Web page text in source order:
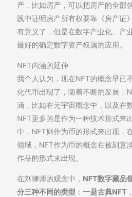
产，比如房产，可以把房产的全部
践中证明房产所有权要靠《房产证
有意义了，但是在数字产业化、产
最好的确定数字资产权属的应用。
NFT内涵的延伸
我个人认为，现在NFT的概念早已
化代币出现了，随着不断的发展，
涵，比如在元宇宙概念中，以及在
NFT更多的是作为一种技术形式来
中，NFT则作为币的形式来出现，
领域，NFT作为币的概念在被刻意
作品的形式来出现。
在刘律师的观念中， NFT数字藏品
分三种不同的类型 ： 一是古典NFT